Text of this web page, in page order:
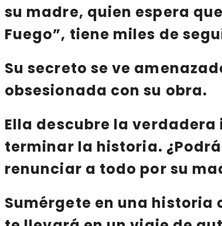
su madre, quien espera
Fuego”, tiene miles de
Su secreto se ve
obsesionada con su obra.
Ella descubre la
terminar la historia.
renunciar a todo por su
Sumérgete en una